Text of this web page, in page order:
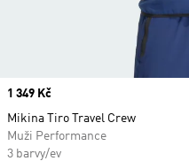
Price
1 349 Kč
Mikina Tiro Travel Crew
Muži Performance
3 barvy/ev